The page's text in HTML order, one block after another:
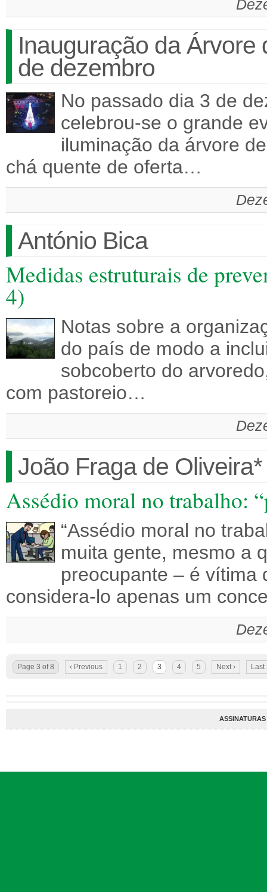
Inauguração da Árvore
de dezembro
No passado dia 3 de
celebrou-se o grande
iluminação da árvore
chá quente de oferta…
António Bica
Medidas estruturais de
4)
Notas sobre a
do país de modo a
sobcoberto do
com pastoreio…
João Fraga de Oliveira*
Assédio moral no trabalho:
“Assédio moral no
muita gente, mesmo a
preocupante – é vítima
considera-lo apenas um
Page 3 of 8 ‹ Previous 1 2 3 4 5 Next › Last
ASSINATURAS